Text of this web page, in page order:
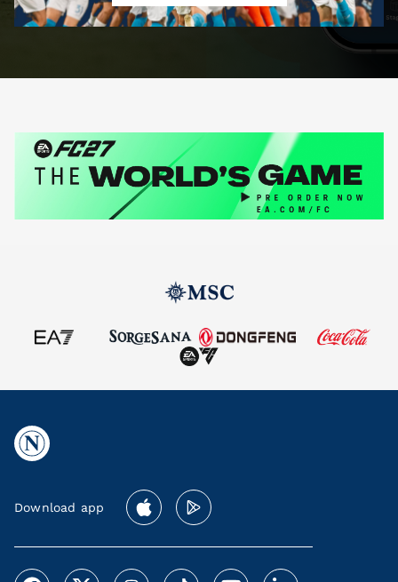
Download app